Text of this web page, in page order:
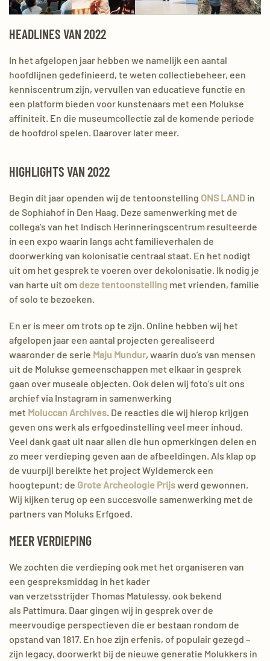
HEADLINES VAN 2022
In het afgelopen jaar hebben we namelijk een aantal
hoofdlijnen gedefinieerd, te weten collectiebeheer, een
kenniscentrum zijn, vervullen van educatieve functie en
een platform bieden voor kunstenaars met een Molukse
affiniteit. En die museumcollectie zal de komende periode
de hoofdrol spelen. Daarover later meer.
HIGHLIGHTS VAN 2022
Begin dit jaar openden wij de tentoonstelling ONS LAND in
de Sophiahof in Den Haag . Deze samenwerking met de
collega’s van het Indisch Herinneringscentrum resulteerde
in een expo waarin langs acht familieverhalen de
doorwerking van kolonisatie centraal staat. En het nodigt
uit om het gesprek te voeren over dekolonisatie. Ik nodig je
van harte uit om deze tentoonstelling met vrienden, familie
of solo te bezoeken.
En er is meer om trots op te zijn. Online hebben wij het
afgelopen jaar een aantal projecten gerealiseerd
waaronder de serie Maju Mundur, waarin duo’s van mensen
uit de Molukse gemeenschappen met elkaar in gesprek
gaan over museale objecten. Ook delen wij foto’s uit ons
archief via Instagram in samenwerking
met Moluccan Archives . De reacties die wij hierop krijgen
geven ons werk als erfgoedinstelling veel meer inhoud.
Veel dank gaat uit naar allen die hun opmerkingen delen en
zo meer verdieping geven aan de afbeeldingen. Als klap op
de vuurpijl bereikte het project Wyldemerck een
hoogtepunt; de Grote Archeologie Prijswerd gewonnen.
Wij kijken terug op een succesvolle samenwerking met de
partners van Moluks Erfgoed.
MEER VERDIEPING
We zochten die verdieping ook met het organiseren van
een gespreksmiddag in het kader
van verzetsstrijderThomas Matulessy, ook bekend
als Pattimura . Daar gingen wij in gesprek over de
meervoudige perspectieven die er bestaan rondom de
opstand van 1817. En hoe zijn erfenis, of populair gezegd –
zijn legacy, doorwerkt bij de nieuwe generatie Molukkers in